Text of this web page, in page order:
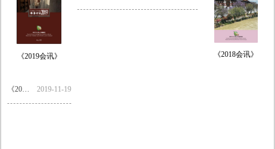
《2019会讯》 《2018会讯》
2019-11-19
《2018会讯》.pdf